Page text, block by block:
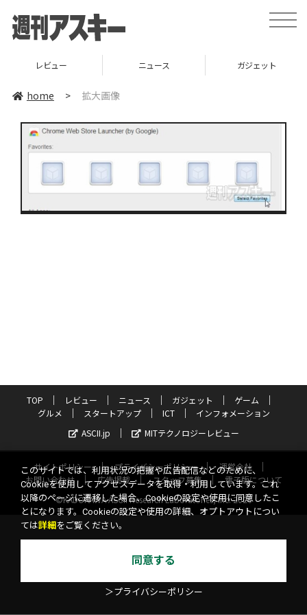
toggle
レビュー ニュース ガジェット
home > 拡大画像
TOP レビュー ニュース ガジェット
ゲーム
グルメ
スタートアップ ICT
インフォメーション
ASCII.jp
MITテクノロジーレビュー
サイトポリシー プライバシーポリシー
運営会社
お問い合わせ
広告掲載 スタッフ募集
電子版について
©KADOKAWA ASCII Research Laboratories, Inc. 2026
このサイトでは、利用状況の把握や広告配信などのために、
Cookieを使用してアクセスデータを取得・利用しています。これ
以降のページに遷移した場合、Cookieの設定や使用に同意したこ
とになります。Cookieの設定や使用の詳細、オプトアウトについ
ては詳細 をご覧ください。
同意する
＞プライバシーポリシー